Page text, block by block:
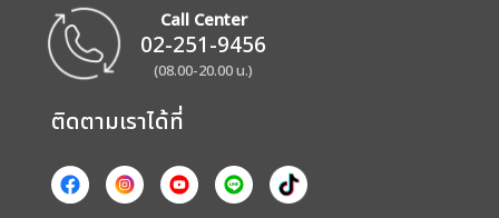
Call Center
02-251-9456
(08.00-20.00 น.)
ติดตามเราได้ที่